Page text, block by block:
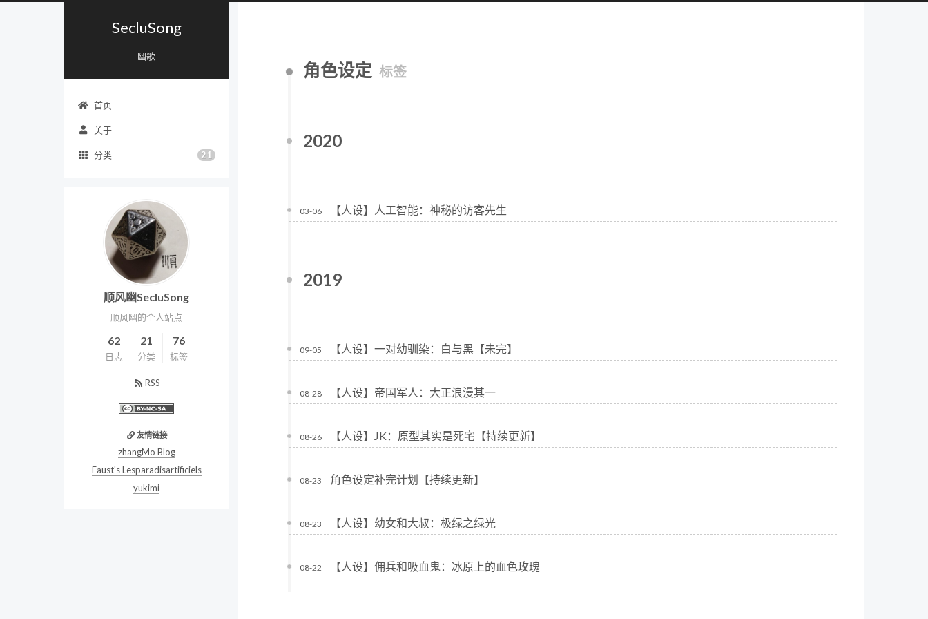
SecluSong
幽歌
首页
关于
分类 21
角色设定 标签
2020
03-06 【人设】人工智能：神秘的访客先生
2019
09-05 【人设】一对幼驯染：白与黑【未完】
08-28 【人设】帝国军人：大正浪漫其一
08-26 【人设】JK：原型其实是死宅【持续更新】
08-23 角色设定补完计划【持续更新】
08-23 【人设】幼女和大叔：极绿之绿光
08-22 【人设】佣兵和吸血鬼：冰原上的血色玫瑰
顺风幽SecluSong
顺风幽的个人站点
62
日志
21
分类
76
标签
RSS
友情链接
zhangMo Blog
Faust's Lesparadisartificiels
yukimi